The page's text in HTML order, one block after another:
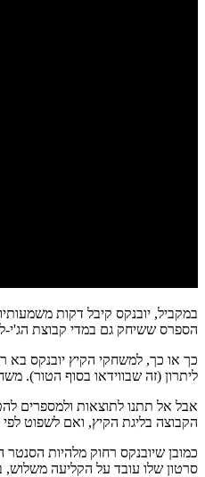
הספרס ששיחק גם במדי קבוצת הג'י-
ליתרון (זה שבווידאו בסוף הטור). משחק לפני זה הוא קלע 19 וקטף 7 בניצחון על טורונטו,
אבל אל תתנו לתוצאות ולמספרים
הקבוצה בליגת הקיץ, ואם לשפוט
כמובן שיובנקס רחוק מלהיות
סרטון שלו עובד על הקליעה